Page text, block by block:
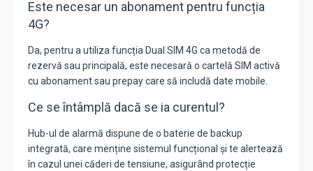
Este necesar un abonament pentru funcția
4G?
Da, pentru a utiliza funcția Dual SIM 4G ca metodă de
rezervă sau principală, este necesară o cartelă SIM activă
cu abonament sau prepay care să includă date mobile.
Ce se întâmplă dacă se ia curentul?
Hub-ul de alarmă dispune de o baterie de backup
integrată, care menține sistemul funcțional și te alertează
în cazul unei căderi de tensiune, asigurând protecție